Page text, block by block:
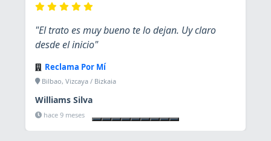
"El trato es muy bueno te lo dejan. Uy claro
desde el inicio"
Reclama Por Mí
Bilbao, Vizcaya / Bizkaia
Williams Silva
hace 9 meses